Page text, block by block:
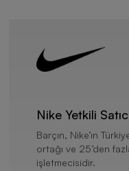
Nike Yetkili
Barçın, Nike’ın
ortağı ve 25’den
işletmecisidir.